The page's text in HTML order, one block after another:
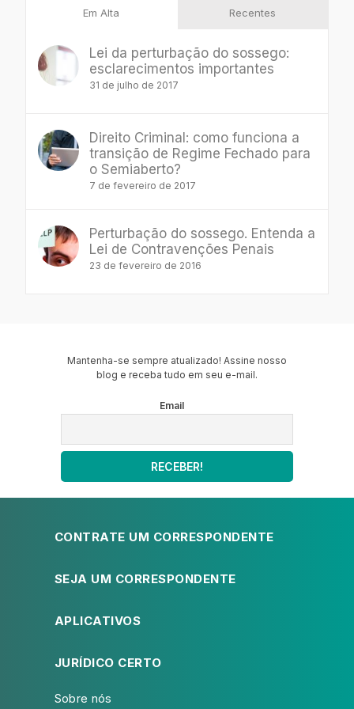
Em Alta Recentes
Lei da perturbação do sossego:
esclarecimentos importantes
31 de julho de 2017
Direito Criminal: como funciona a
transição de Regime Fechado para
o Semiaberto?
7 de fevereiro de 2017
Perturbação do sossego. Entenda a
Lei de Contravenções Penais
23 de fevereiro de 2016
Mantenha-se sempre atualizado! Assine nosso
blog e receba tudo em seu e-mail.
Email
CONTRATE UM CORRESPONDENTE
SEJA UM CORRESPONDENTE
APLICATIVOS
JURÍDICO CERTO
Sobre nós